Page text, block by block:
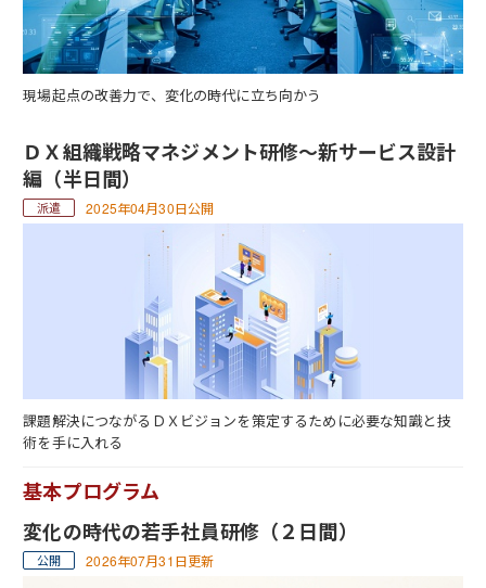
現場起点の改善力で、変化の時代に立ち向かう
ＤＸ組織戦略マネジメント研修～新サービス設計
編（半日間）
2025年04月30日公開
課題解決につながるＤＸビジョンを策定するために必要な知識と技
術を手に入れる
基本プログラム
変化の時代の若手社員研修（２日間）
2026年07月31日更新